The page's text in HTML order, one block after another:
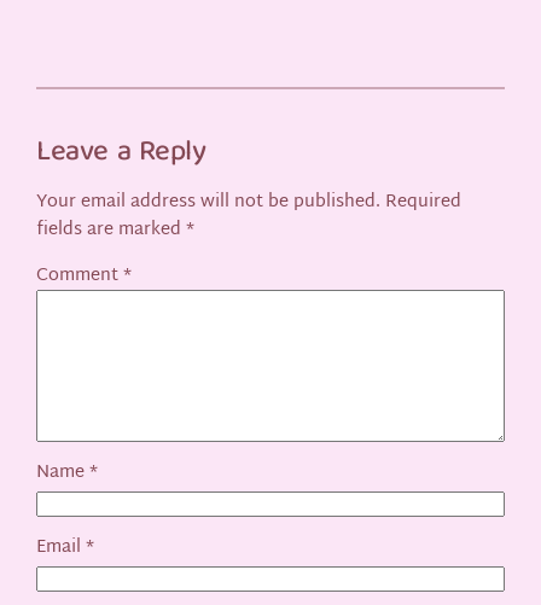
Leave a Reply
Your email address will not be published. Required
fields are marked*
Comment*
Name*
Email*